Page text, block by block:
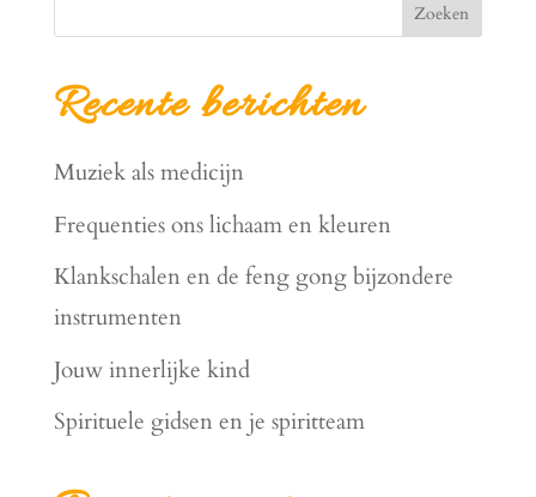
Zoeken
Recente berichten
Muziek als medicijn
Frequenties ons lichaam en kleuren
Klankschalen en de feng gong bijzondere
instrumenten
Jouw innerlijke kind
Spirituele gidsen en je spiritteam